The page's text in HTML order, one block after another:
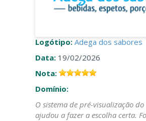
Logótipo: Adega dos sabores
Data: 19/02/2026
Nota:
Domínio:
O sistema de pré-visualização
ajudou a fazer a escolha certa.